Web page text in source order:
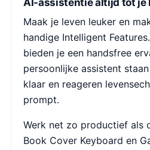
AI-assistentie altijd tot je
Maak je leven leuker en
handige Intelligent
bieden je een handsfree
persoonlijke assistent
klaar en reageren
prompt.
Werk net zo productief als
Book Cover Keyboard en